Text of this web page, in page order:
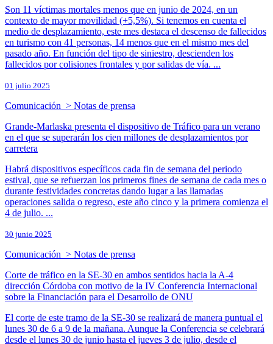
Son 11 víctimas mortales menos que en junio de 2024, en un
contexto de mayor movilidad (+5,5%). Si tenemos en cuenta el
medio de desplazamiento, este mes destaca el descenso de fallecidos
en turismo con 41 personas, 14 menos que en el mismo mes del
pasado año. En función del tipo de siniestro, descienden los
fallecidos por colisiones frontales y por salidas de vía. ...
01 julio 2025
Comunicación > Notas de prensa
Grande-Marlaska presenta el dispositivo de Tráfico para un verano
en el que se superarán los cien millones de desplazamientos por
carretera
Habrá dispositivos específicos cada fin de semana del periodo
estival, que se refuerzan los primeros fines de semana de cada mes o
durante festividades concretas dando lugar a las llamadas
operaciones salida o regreso, este año cinco y la primera comienza el
4 de julio. ...
30 junio 2025
Comunicación > Notas de prensa
Corte de tráfico en la SE-30 en ambos sentidos hacia la A-4
dirección Córdoba con motivo de la IV Conferencia Internacional
sobre la Financiación para el Desarrollo de ONU
El corte de este tramo de la SE-30 se realizará de manera puntual el
lunes 30 de 6 a 9 de la mañana. Aunque la Conferencia se celebrará
desde el lunes 30 de junio hasta el jueves 3 de julio, desde el